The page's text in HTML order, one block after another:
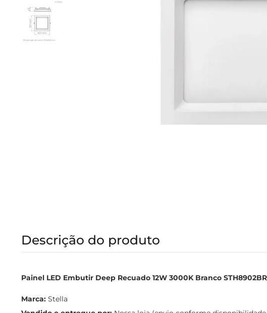
Descrição do produto
Painel LED Embutir Deep Recuado 12W 3000K Branco
Marca: Stella